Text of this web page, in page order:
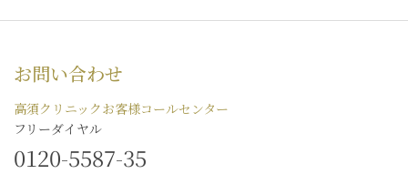
お問い合わせ
高須クリニックお客様コールセンター
フリーダイヤル
0120-5587-35